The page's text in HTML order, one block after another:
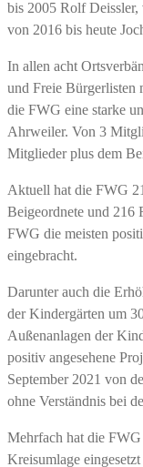
bis 2005 Rolf
von 2016 bis heute
In allen acht
und Freie Bürgerlisten
die FWG eine starke
Ahrweiler. Von 3
Mitglieder plus dem
Aktuell hat die FWG
Beigeordnete und 216
FWG die meisten
eingebracht.
Darunter auch die
der Kindergärten um
Außenanlagen der
positiv angesehene
September 2021 von
ohne Verständnis bei
Mehrfach hat die
Kreisumlage